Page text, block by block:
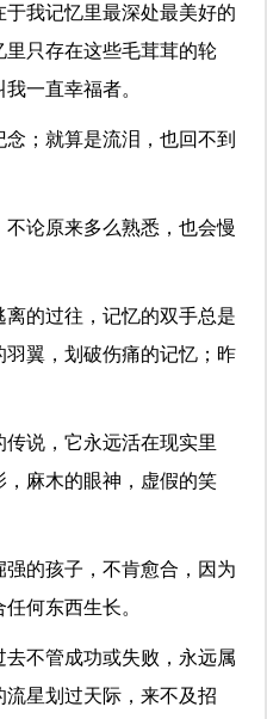
我记忆里最深处最美好的
只存在这些毛茸茸的轮
一直幸福者。
；就算是流泪，也回不到
论原来多么熟悉，也会慢
的过往，记忆的双手总是
翼，划破伤痛的记忆；昨
说，它永远活在现实里
麻木的眼神，虚假的笑
的孩子，不肯愈合，因为
何东西生长。
不管成功或失败，永远属
星划过天际，来不及招